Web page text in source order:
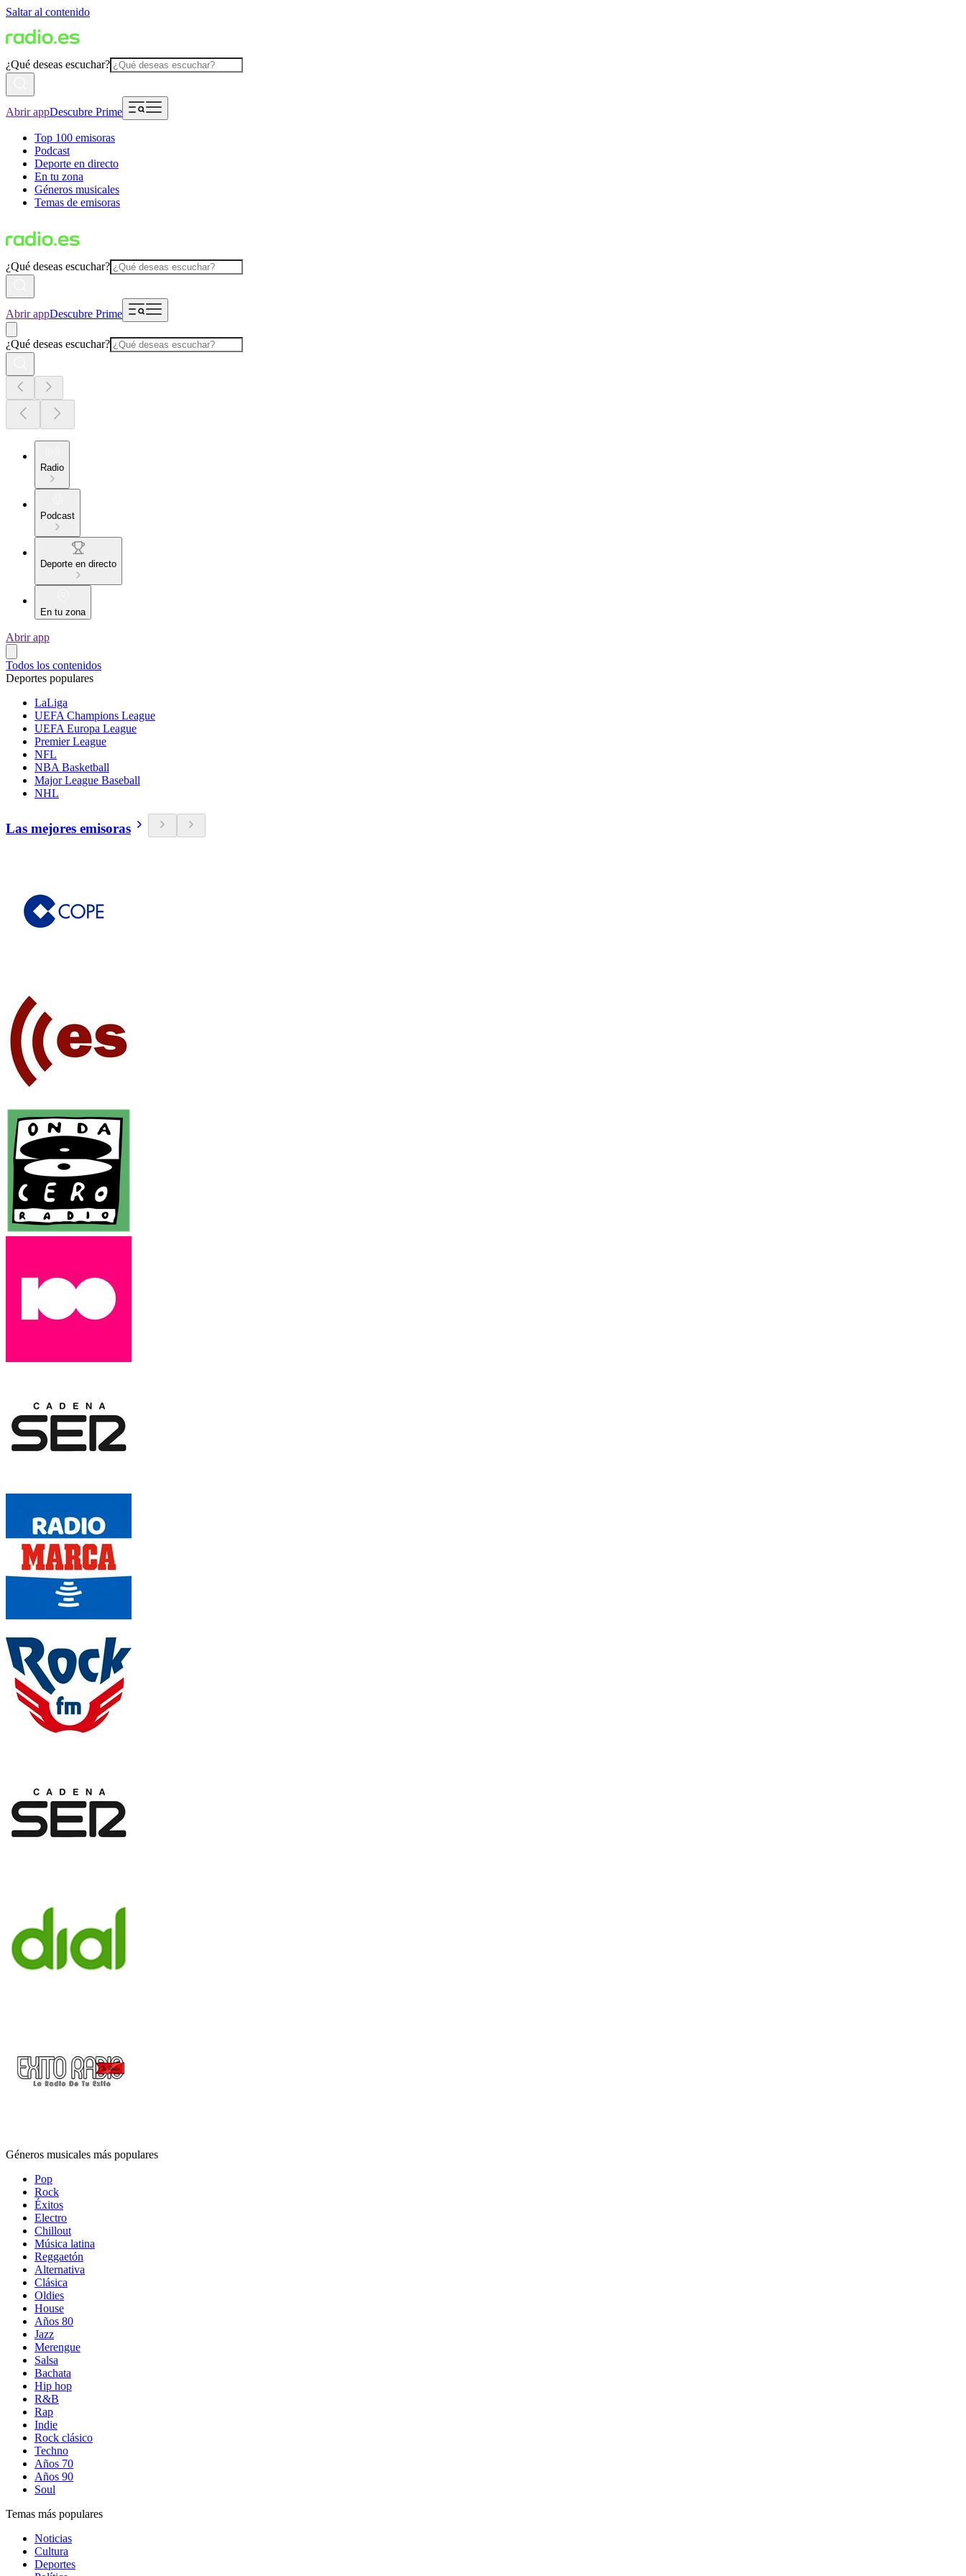
Saltar al contenido
¿Qué deseas escuchar?
Abrir appDescubre Prime
Top 100 emisoras
Podcast
Deporte en directo
En tu zona
Géneros musicales
Temas de emisoras
¿Qué deseas escuchar?
Abrir appDescubre Prime
¿Qué deseas escuchar?
Radio
Podcast
Deporte en directo
En tu zona
Abrir app
Todos los contenidos
Deportes populares
LaLiga
UEFA Champions League
UEFA Europa League
Premier League
NFL
NBA Basketball
Major League Baseball
NHL
Las mejores emisoras
Géneros musicales más populares
Pop
Rock
Éxitos
Electro
Chillout
Música latina
Reggaetón
Alternativa
Clásica
Oldies
House
Años 80
Jazz
Merengue
Salsa
Bachata
Hip hop
R&B
Rap
Indie
Rock clásico
Techno
Años 70
Años 90
Soul
Temas más populares
Noticias
Cultura
Deportes